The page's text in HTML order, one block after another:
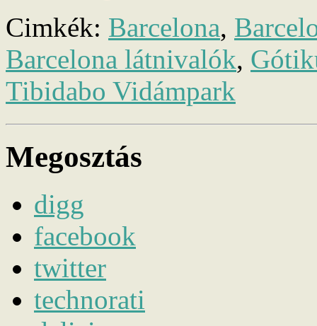
Cimkék: Barcelona,
Barcelona látnivalók,
Tibidabo Vidámpark
Megosztás
digg
facebook
twitter
technorati